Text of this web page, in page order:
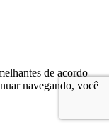
de acordo
navegando, você